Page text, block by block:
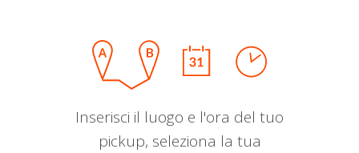
Inserisci il luogo e l'ora del tuo
pickup, seleziona la tua